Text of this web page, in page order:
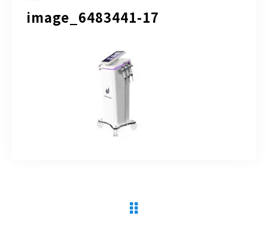
image_6483441-17
ACCESS
Q & A
090-9859-5917
平日 10：00～21：00
ご予約はこちら